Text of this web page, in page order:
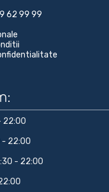
62 99 99
22:00
- 22:00
- 22:00